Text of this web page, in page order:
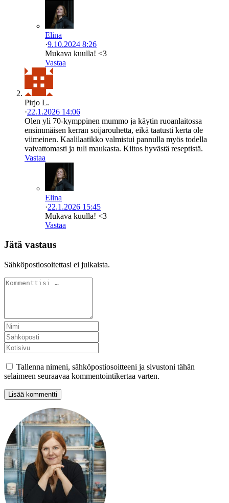
Elina
·9.10.2024 8:26
Mukava kuulla! <3
Vastaa
Pirjo L.
·22.1.2026 14:06
Olen yli 70-kymppinen mummo ja käytin ruoanlaitossa
ensimmäisen kerran soijarouhetta, eikä taatusti kerta ole
viimeinen. Kaalilaatikko valmistui pannulla myös todella
vaivattomasti ja tuli maukasta. Kiitos hyvästä reseptistä.
Vastaa
Elina
·22.1.2026 15:45
Mukava kuulla! <3
Vastaa
Jätä vastaus
Sähköpostiosoitettasi ei julkaista.
Tallenna nimeni, sähköpostiosoitteeni ja sivustoni tähän
selaimeen seuraavaa kommentointikertaa varten.